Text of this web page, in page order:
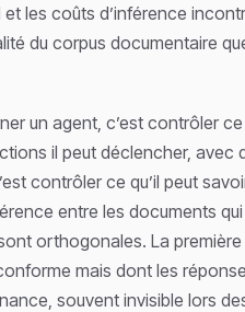
les coûts d’inférence
du corpus documentaire
un agent, c’est contrôler
il peut déclencher, avec
contrôler ce qu’il peut
entre les documents
orthogonales. La
mais dont les
souvent invisible lors